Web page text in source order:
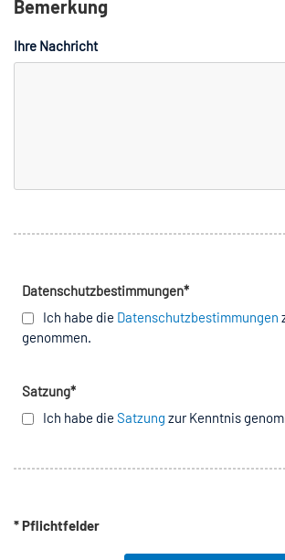
Bemerkung
Ihre Nachricht
Datenschutzbestimmungen*
Ich habe die Datenschutzbestimmungen
genommen.
Satzung*
Ich habe die Satzung zur Kenntnis
* Pflichtfelder